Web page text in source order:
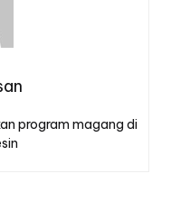
program magang di